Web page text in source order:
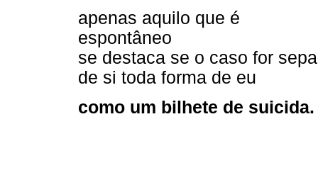
apenas aquilo que é
espontâneo
se destaca se o caso for
de si toda forma de eu
como um bilhete de suicida.